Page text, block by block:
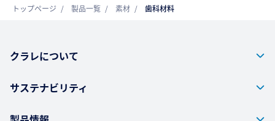
トップページ 製品一覧 素材 歯科材料
クラレについて
サステナビリティ